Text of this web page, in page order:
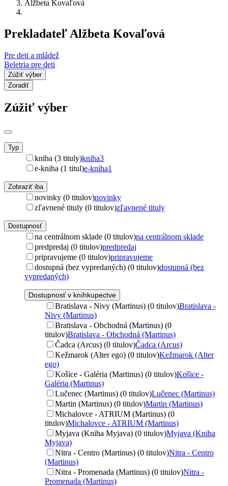
Alžbeta Kovaľová
Prekladateľ Alžbeta Kovaľová
Pre deti a mládež
Beletria pre deti
Zúžiť výber
Zoradiť
Zúžiť výber
Typ
kniha (3 tituly)kniha3
e-kniha (1 titul)e-kniha1
Zobraziť iba
novinky (0 titulov)novinky
zľavnené tituly (0 titulov)zľavnené tituly
Dostupnosť
na centrálnom sklade (0 titulov)na centrálnom sklade
predpredaj (0 titulov)predpredaj
pripravujeme (0 titulov)pripravujeme
dostupná (bez vypredaných) (0 titulov)dostupná (bez
vypredaných)
Dostupnosť v kníhkupectve
Bratislava - Nivy (Martinus) (0 titulov)Bratislava -
Nivy (Martinus)
Bratislava - Obchodná (Martinus) (0
titulov)Bratislava - Obchodná (Martinus)
Čadca (Arcus) (0 titulov)Čadca (Arcus)
Kežmarok (Alter ego) (0 titulov)Kežmarok (Alter
ego)
Košice - Galéria (Martinus) (0 titulov)Košice -
Galéria (Martinus)
Lučenec (Martinus) (0 titulov)Lučenec (Martinus)
Martin (Martinus) (0 titulov)Martin (Martinus)
Michalovce - ATRIUM (Martinus) (0
titulov)Michalovce - ATRIUM (Martinus)
Myjava (Kniha Myjava) (0 titulov)Myjava (Kniha
Myjava)
Nitra - Centro (Martinus) (0 titulov)Nitra - Centro
(Martinus)
Nitra - Promenada (Martinus) (0 titulov)Nitra -
Promenada (Martinus)